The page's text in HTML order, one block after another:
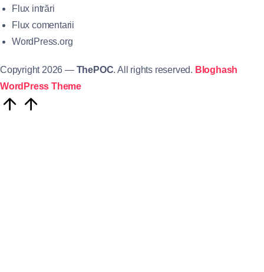
Flux intrări
Flux comentarii
WordPress.org
Copyright 2026 — ThePOC. All rights reserved. Bloghash
WordPress Theme